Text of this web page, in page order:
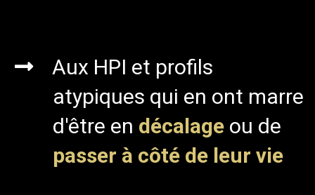
Aux HPI et profils
atypiques qui en ont marre
d'être en décalage ou de
passer à côté de leur vie